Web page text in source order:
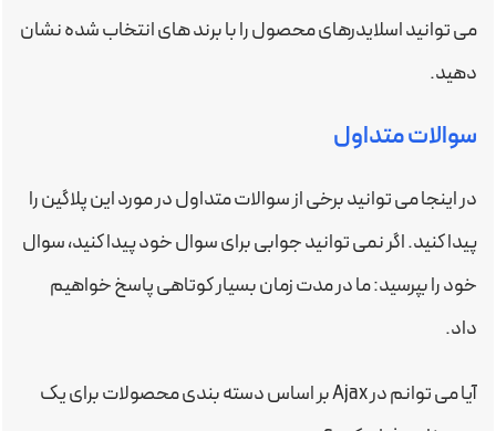
می توانید اسلایدرهای محصول را با برند های انتخاب شده نشان
دهید.
سوالات متداول
در اینجا می توانید برخی از سوالات متداول در مورد این پلاگین را
پیدا کنید. اگر نمی توانید جوابی برای سوال خود پیدا کنید، سوال
خود را بپرسید: ما در مدت زمان بسیار کوتاهی پاسخ خواهیم
داد.
آیا می توانم در Ajax بر اساس دسته بندی محصولات برای یک